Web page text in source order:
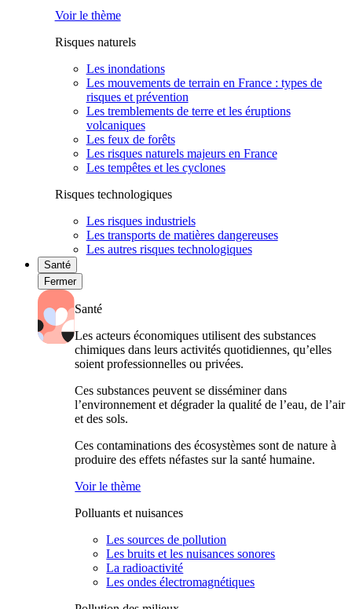
Voir le thème
Risques naturels
Les inondations
Les mouvements de terrain en France : types de
risques et prévention
Les tremblements de terre et les éruptions
volcaniques
Les feux de forêts
Les risques naturels majeurs en France
Les tempêtes et les cyclones
Risques technologiques
Les risques industriels
Les transports de matières dangereuses
Les autres risques technologiques
Santé
Fermer
Santé
Les acteurs économiques utilisent des substances
chimiques dans leurs activités quotidiennes, qu’elles
soient professionnelles ou privées.
Ces substances peuvent se disséminer dans
l’environnement et dégrader la qualité de l’eau, de l’air
et des sols.
Ces contaminations des écosystèmes sont de nature à
produire des effets néfastes sur la santé humaine.
Voir le thème
Polluants et nuisances
Les sources de pollution
Les bruits et les nuisances sonores
La radioactivité
Les ondes électromagnétiques